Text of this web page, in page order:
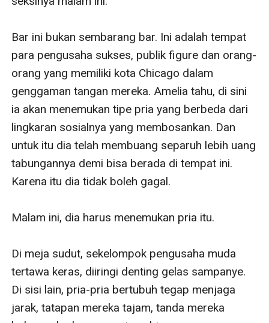
Bar ini bukan sembarang bar. Ini adalah tempat
para pengusaha sukses, publik figure dan orang-
orang yang memiliki kota Chicago dalam
genggaman tangan mereka. Amelia tahu, di sini
ia akan menemukan tipe pria yang berbeda dari
lingkaran sosialnya yang membosankan. Dan
untuk itu dia telah membuang separuh lebih uang
tabungannya demi bisa berada di tempat ini.
Karena itu dia tidak boleh gagal.
Malam ini, dia harus menemukan pria itu.
Di meja sudut, sekelompok pengusaha muda
tertawa keras, diiringi denting gelas sampanye.
Di sisi lain, pria-pria bertubuh tegap menjaga
jarak, tatapan mereka tajam, tanda mereka